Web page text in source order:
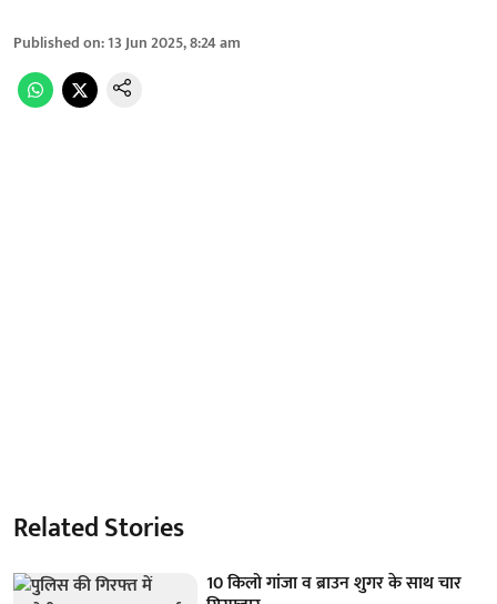
Published on:13 Jun 2025, 8:24 am
Related Stories
10 किलो गांजा व ब्राउन शुगर के साथ चार